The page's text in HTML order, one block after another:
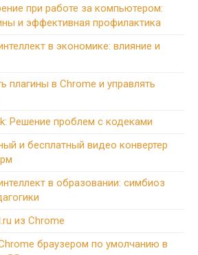
при работе за компьютером:
и эффективная профилактика
в экономике: влияние и
плагины в Chrome и управлять
Решение проблем с кодеками
и бесплатный видео конвертер
в образовании: симбиоз
из Chrome
браузером по умолчанию в